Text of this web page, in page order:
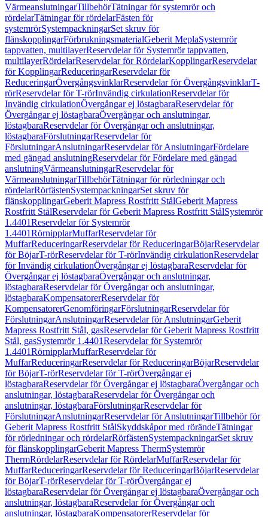
VärmeanslutningarTillbehörTätningar för systemrör och
rördelarTätningar för rördelarFästen för
systemrörSystempackningarSet skruv för
flänskopplingarFörbrukningsmaterialGeberit MeplaSystemrör
tappvatten, multilayerReservdelar för Systemrör tappvatten,
multilayerRördelarReservdelar för RördelarKopplingarReservdelar
för KopplingarReduceringarReservdelar för
ReduceringarÖvergångsvinklarReservdelar för ÖvergångsvinklarT-
rörReservdelar för T-rörInvändig cirkulationReservdelar för
Invändig cirkulationÖvergångar ej löstagbaraReservdelar för
Övergångar ej löstagbaraÖvergångar och anslutningar,
löstagbaraReservdelar för Övergångar och anslutningar,
löstagbaraFörslutningarReservdelar för
FörslutningarAnslutningarReservdelar för AnslutningarFördelare
med gängad anslutningReservdelar för Fördelare med gängad
anslutningVärmeanslutningarReservdelar för
VärmeanslutningarTillbehörTätningar för rörledningar och
rördelarRörfästenSystempackningarSet skruv för
flänskopplingarGeberit Mapress Rostfritt StålGeberit Mapress
Rostfritt StålReservdelar för Geberit Mapress Rostfritt StålSystemrör
1.4401Reservdelar för Systemrör
1.4401RörnipplarMuffarReservdelar för
MuffarReduceringarReservdelar för ReduceringarBöjarReservdelar
för BöjarT-rörReservdelar för T-rörInvändig cirkulationReservdelar
för Invändig cirkulationÖvergångar ej löstagbaraReservdelar för
Övergångar ej löstagbaraÖvergångar och anslutningar,
löstagbaraReservdelar för Övergångar och anslutningar,
löstagbaraKompensatorerReservdelar för
KompensatorerGenomföringarFörslutningarReservdelar för
FörslutningarAnslutningarReservdelar för AnslutningarGeberit
Mapress Rostfritt Stål, gasReservdelar för Geberit Mapress Rostfritt
Stål, gasSystemrör 1.4401Reservdelar för Systemrör
1.4401RörnipplarMuffarReservdelar för
MuffarReduceringarReservdelar för ReduceringarBöjarReservdelar
för BöjarT-rörReservdelar för T-rörÖvergångar ej
löstagbaraReservdelar för Övergångar ej löstagbaraÖvergångar och
anslutningar, löstagbaraReservdelar för Övergångar och
anslutningar, löstagbaraFörslutningarReservdelar för
FörslutningarAnslutningarReservdelar för AnslutningarTillbehör för
Geberit Mapress Rostfritt StålSkyddskåpor med rörändeTätningar
för rörledningar och rördelarRörfästenSystempackningarSet skruv
för flänskopplingarGeberit Mapress ThermSystemrör
ThermRördelarReservdelar för RördelarMuffarReservdelar för
MuffarReduceringarReservdelar för ReduceringarBöjarReservdelar
för BöjarT-rörReservdelar för T-rörÖvergångar ej
löstagbaraReservdelar för Övergångar ej löstagbaraÖvergångar och
anslutningar, löstagbaraReservdelar för Övergångar och
anslutningar, löstagbaraKompensatorerReservdelar för